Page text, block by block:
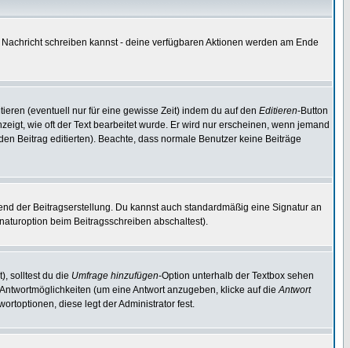
schreiben kannst - deine verfügbaren Aktionen werden am Ende
(eventuell nur für eine gewisse Zeit) indem du auf den Editieren-Button
wie oft der Text bearbeitet wurde. Er wird nur erscheinen, wenn jemand
Beitrag editierten). Beachte, dass normale Benutzer keine Beiträge
der Beitragserstellung. Du kannst auch standardmäßig eine Signatur an
beim Beitragsschreiben abschaltest).
solltest du die Umfrage hinzufügen-Option unterhalb der Textbox sehen
(um eine Antwort anzugeben, klicke auf dieAntwort
diese legt der Administrator fest.